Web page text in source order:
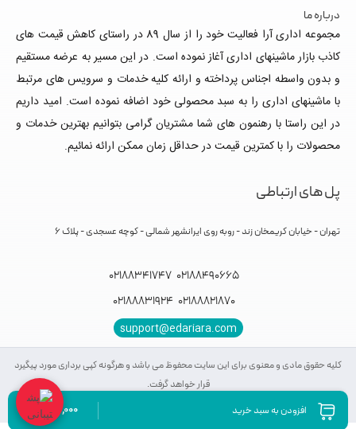
افزودن به سبد خرید 1,500,000
درباره ما
مجموعه اداری آرا فعالیت خود را از سال 89 در راستای کاهش قیمت های
کاذب بازار ماشینهای اداری آغاز نموده است. در این مسیر به عرضه مستقیم
و بدون واسطه اجناس پرداخته و ارائه کلیه خدمات و سرویس های مرتبط
با ماشینهای اداری را به سبد محصولی خود اضافه نموده است. امید داریم
در این راستا با رهنمون های شما مشتریان گرامی بتوانیم بهترین خدمات و
محصولات را با کمترین قیمت در حداقل زمان ممکن ارائه نمائیم.
پل های ارتباطی
تهران - خیابان کریمخان زند - روبه روی ایرانشهر شمالی - کوچه عسجدی - پلاک 6
02188490665
02188341747
02188821870
02188831924
support@edariara.com
کلیه حقوق مادی و معنوی برای این سایت محفوظ می باشد و هرگونه کپی برداری مورد پیگیرد
قرار خواهد گرفت.